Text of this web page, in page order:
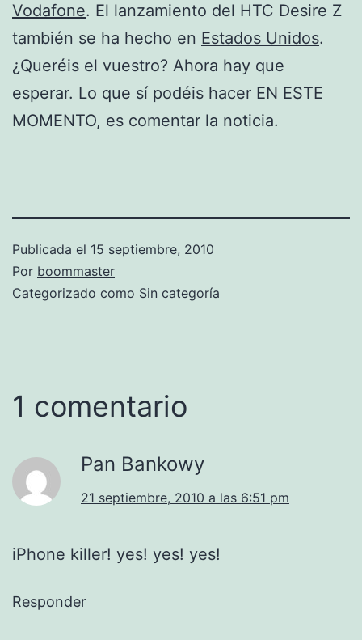
Vodafone. El lanzamiento del HTC Desire Z
también se ha hecho en Estados Unidos.
¿Queréis el vuestro? Ahora hay que
esperar. Lo que sí podéis hacer EN ESTE
MOMENTO, es comentar la noticia.
Publicada el 15 septiembre, 2010
Por boommaster
Categorizado como Sin categoría
1 comentario
Pan Bankowy
21 septiembre, 2010 a las 6:51 pm
iPhone killer! yes! yes! yes!
Responder